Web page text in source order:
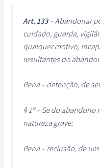
Art. 133– Abandonar
cuidado, guarda,
qualquer motivo,
resultantes do
Pena – detenção, de
§ 1º – Se do
natureza grave:
Pena – reclusão, de